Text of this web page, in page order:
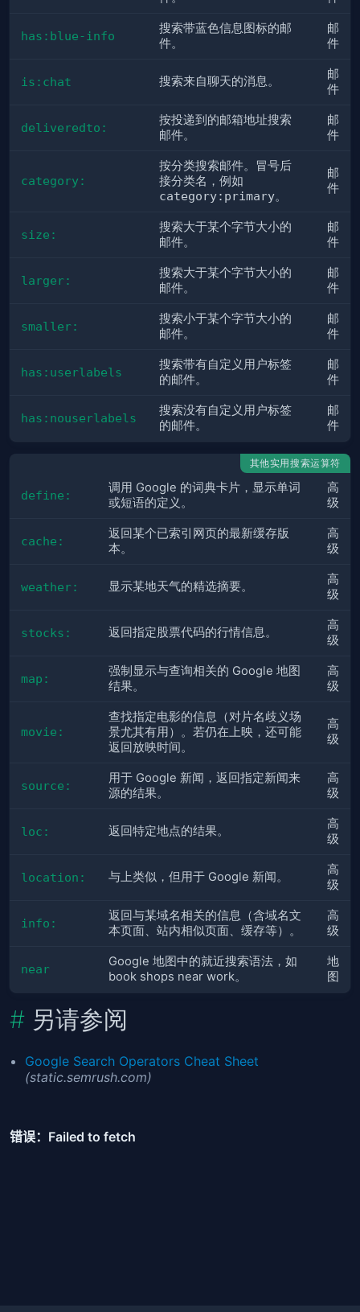
has:blue-info
搜索带蓝色信息图标的邮
件。
邮
件
is:chat 搜索来自聊天的消息。
邮
件
deliveredto:
按投递到的邮箱地址搜索
邮件。
邮
件
category:
按分类搜索邮件。冒号后
接分类名，例如
category:primary。
邮
件
size:
搜索大于某个字节大小的
邮件。
邮
件
larger:
搜索大于某个字节大小的
邮件。
邮
件
smaller:
搜索小于某个字节大小的
邮件。
邮
件
has:userlabels
搜索带有自定义用户标签
的邮件。
邮
件
has:nouserlabels
搜索没有自定义用户标签
的邮件。
邮
件
其他实用搜索运算符
define:
调用 Google 的词典卡片，显示单词
或短语的定义。
高
级
cache:
返回某个已索引网页的最新缓存版
本。
高
级
weather: 显示某地天气的精选摘要。
高
级
stocks: 返回指定股票代码的行情信息。
高
级
map:
强制显示与查询相关的 Google 地图
结果。
高
级
movie:
查找指定电影的信息（对片名歧义场
景尤其有用）。若仍在上映，还可能
返回放映时间。
高
级
source:
用于 Google 新闻，返回指定新闻来
源的结果。
高
级
loc: 返回特定地点的结果。
高
级
location: 与上类似，但用于 Google 新闻。
高
级
info:
返回与某域名相关的信息（含域名文
本页面、站内相似页面、缓存等）。
高
级
near
Google 地图中的就近搜索语法，如
book shops near work。
地
图
另请参阅
Google Search Operators Cheat Sheet
(static.semrush.com)